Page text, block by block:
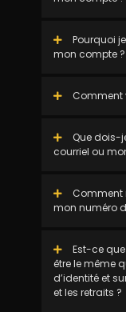
Pourquoi
mon compte ?
Comment
Que dois-
courriel ou
Comment
mon numéro
Est-ce
être le même
d’identité et
et les retraits ?